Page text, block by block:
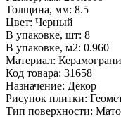
Толщина, мм: 8.5
Цвет: Черный
В упаковке, шт: 8
В упаковке, м2: 0.960
Материал:
Код товара: 31658
Назначение: Декор
Рисунок плитки:
Тип поверхности: